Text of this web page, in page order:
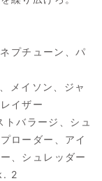
プチューン、パ
メイソン、ジャ
イザー
バラージ、シュ
ローダー、アイ
、シュレッダー
2